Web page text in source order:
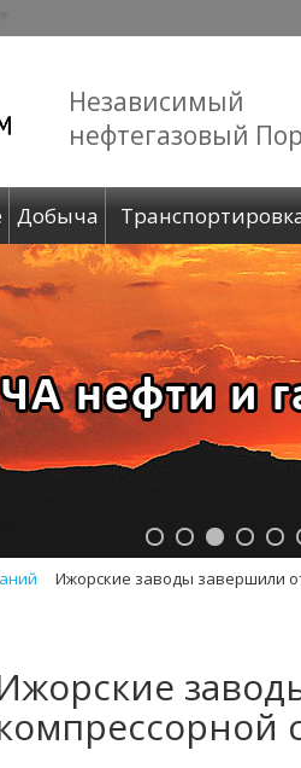
Независимый
нефтегазовый
Добыча
Ижорские заводы завершили